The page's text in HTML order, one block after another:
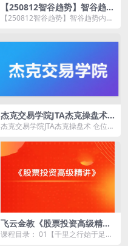
【250812智谷趋势】智谷趋势
内部研判184期 1文档
【250812智谷趋势】智谷趋势内部
杰克交易学院JTA杰克操盘术
仓位计算特训班
杰克交易学院JTA杰克操盘术 仓位计
飞云金教《股票投资高级精
讲》
课程目录： 01【千里之行始于足